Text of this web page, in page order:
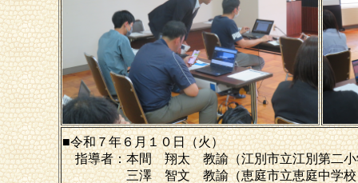
■令和７年６月１０日（火）
指導者：本間 翔太 教諭（江別市立江別第二小
三澤 智文 教諭（恵庭市立恵庭中学校